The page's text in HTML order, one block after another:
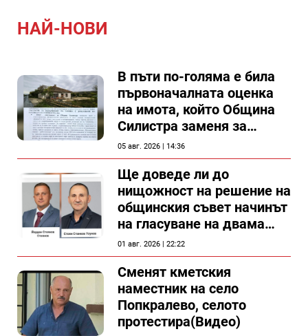
НАЙ-НОВИ
В пъти по-голяма е била
първоначалната оценка
на имота, който Община
Силистра заменя за
спирка, показват
документи
05 авг. 2026 | 14:36
Ще доведе ли до
нищожност на решение на
общинския съвет начинът
на гласуване на двама
съветници в Силистра?
01 авг. 2026 | 22:22
Сменят кметския
наместник на село
Попкралево, селото
протестира(Видео)